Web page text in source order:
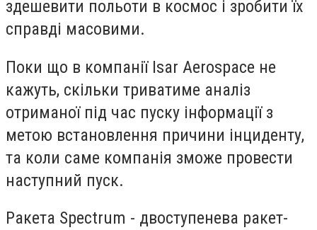
здешевити польоти в космос і зробити їх
справді масовими.
Поки що в компанії Isar Aerospace не
кажуть, скільки триватиме аналіз
отриманої під час пуску інформації з
метою встановлення причини інциденту,
та коли саме компанія зможе провести
наступний пуск.
Ракета Spectrum - двоступенева ракет-